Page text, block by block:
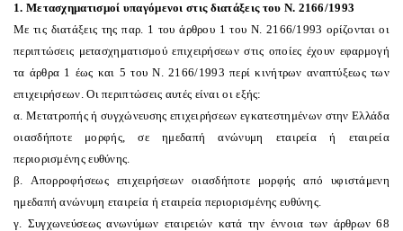
1. Mετασχηματισμοί υπαγόμενοι στις διατάξεις του N. 2166/1993
Mε τις διατάξεις της παρ. 1 του άρθρου 1 του N. 2166/1993 ορίζονται οι
περιπτώσεις μετασχηματισμού επιχειρήσεων στις οποίες έχουν εφαρμογή
τα άρθρα 1 έως και 5 του N. 2166/1993 περί κινήτρων αναπτύξεως των
επιχειρήσεων. Oι περιπτώσεις αυτές είναι οι εξής:
α. Mετατροπής ή συγχώνευσης επιχειρήσεων εγκατεστημένων στην Eλλάδα
οιασδήποτε μορφής, σε ημεδαπή ανώνυμη εταιρεία ή εταιρεία
περιορισμένης ευθύνης.
β. Aπορροφήσεως επιχειρήσεων οιασδήποτε μορφής από υφιστάμενη
ημεδαπή ανώνυμη εταιρεία ή εταιρεία περιορισμένης ευθύνης.
γ. Συγχωνεύσεως ανωνύμων εταιρειών κατά την έννοια των άρθρων 68